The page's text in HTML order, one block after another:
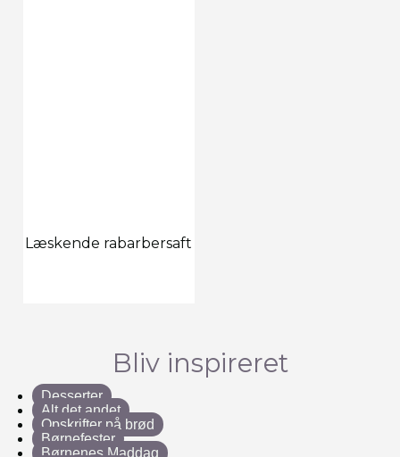
Læskende rabarbersaft
Bliv inspireret
Desserter
Alt det andet
Opskrifter på brød
Børnefester
Børnenes Maddag